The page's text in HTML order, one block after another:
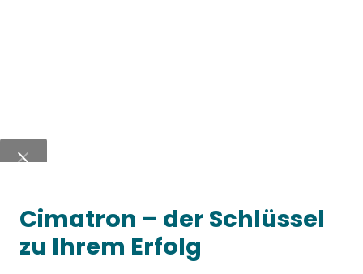
Cimatron – der Schlüssel
zu Ihrem Erfolg